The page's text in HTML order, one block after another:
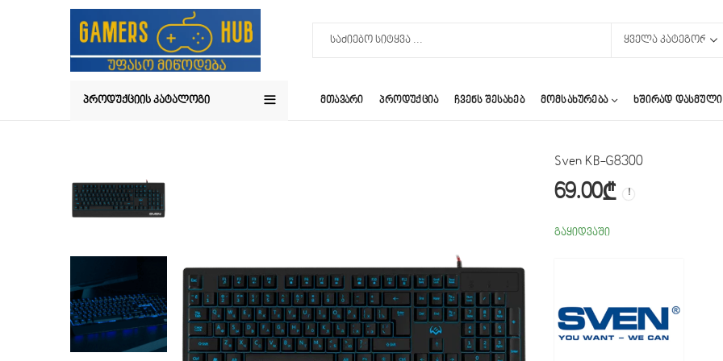
ᲞᲠᲝᲓᲣᲥᲪᲘᲘᲡ ᲙᲐᲢᲐᲚᲝᲒᲘ ᲛᲗᲐᲕᲐᲠᲘ ᲞᲠᲝᲓᲣᲥᲪᲘᲐ ᲩᲕᲔᲜᲡ ᲨᲔᲡᲐᲮᲔᲑ ᲛᲝᲛᲡᲐᲮᲣᲠᲔᲑᲐ ᲮᲨᲘᲠᲐᲓ ᲓᲐᲡᲛᲣᲚᲘ
Sven KB-G8300
69.00₾
გაყიდვაში